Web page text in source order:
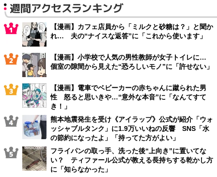
週間アクセスランキング
【漫画】カフェ店員から「ミルクと砂糖は？」と聞か
れ… 夫の“ナイスな返答”に「これから使います」
【漫画】小学校で人気の男性教師が女子トイレに…
個室の隙間から見えた“恐ろしいモノ”に「許せない」
【漫画】電車でベビーカーの赤ちゃんに蹴られた男
性 怒ると思いきや…“意外な本音”に「なんてすて
き！」
熊本地震発生を受け《アイラップ》公式が紹介「ウォ
ッシャブルタンク」に1.9万いいねの反響 SNS「水
の節約になったよ」「持ってた方がよい」
フライパンの取っ手、洗った後“上向き”に置いてな
い？ ティファール公式が教える長持ちする乾かし方
に「知らなかった」